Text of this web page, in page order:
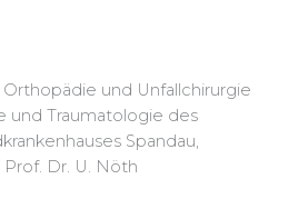
und Unfallchirurgie
und Traumatologie des
Spandau,
Prof. Dr. U. Nöth